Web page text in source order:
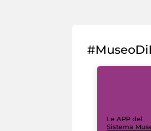
Le APP del
Sistema